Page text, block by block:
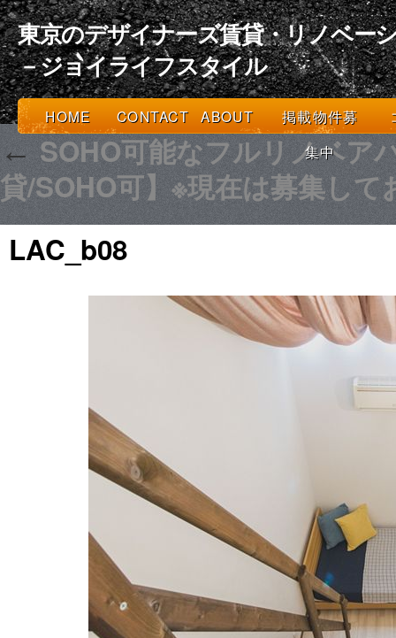
東京のデザイナーズ賃貸・リノベー
－ジョイライフスタイル
HOME CONTACT ABOUT
掲載物件募
集中
←SOHO可能なフルリノベア
貸/SOHO可】※現在は募集して
LAC_b08